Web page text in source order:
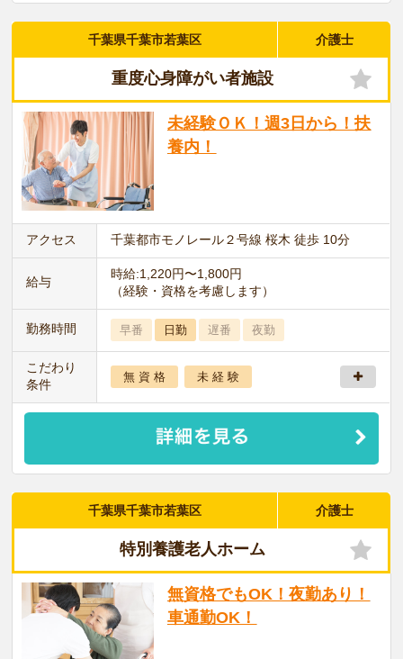
千葉県千葉市若葉区 介護士
重度心身障がい者施設
未経験ＯＫ！週3日から！扶
養内！
アクセス 千葉都市モノレール２号線 桜木 徒歩 10分
給与
時給:1,220円〜1,800円
（経験・資格を考慮します）
勤務時間 早番 日勤 遅番 夜勤
こだわり
条件
無 資 格 未 経 験
千葉県千葉市若葉区 介護士
特別養護老人ホーム
無資格でもOK！夜勤あり！
車通勤OK！